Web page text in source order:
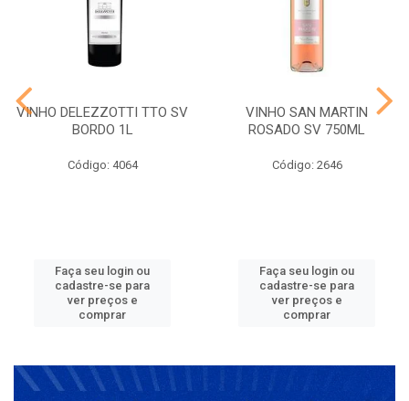
VINHO DELEZZOTTI TTO SV
BORDO 1L
Código: 4064
Faça seu login ou
cadastre-se para
ver preços e
comprar
VINHO SAN MARTIN
ROSADO SV 750ML
Código: 2646
Faça seu login ou
cadastre-se para
ver preços e
comprar